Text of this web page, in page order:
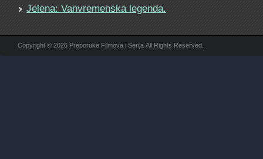
Jelena: Vanvremenska legenda.
Copyright © 2026 Preporuke Filmova i Serija All Rights Reserved.